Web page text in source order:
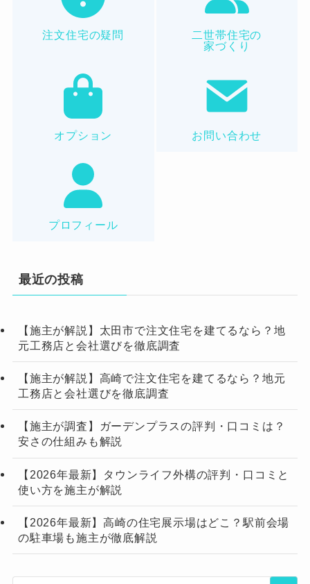
注文住宅の疑問
二世帯住宅の
家づくり
オプション お問い合わせ
プロフィール
最近の投稿
【施主が解説】太田市で注文住宅を建てるなら？地
元工務店と会社選びを徹底調査
【施主が解説】高崎で注文住宅を建てるなら？地元
工務店と会社選びを徹底調査
【施主が調査】ガーデンプラスの評判・口コミは？
安さの仕組みも解説
【2026年最新】タウンライフ外構の評判・口コミと
使い方を施主が解説
【2026年最新】高崎の住宅展示場はどこ？駅前会場
の駐車場も施主が徹底解説